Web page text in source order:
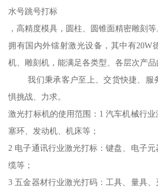
水号跳号打标
，高精度模具，圆柱、圆锥面精密雕刻等
拥有国内外镭射激光设备，其中有20W
机、雕刻机，能满足各类型、各层次产品
我们秉承客户至上、交货快捷、服
惧挑战、力求。
激光打标机的使用范围：1 汽车机械行
塞环、发动机、机床等；
2 电子通讯行业激光打标：键盘、电子
缆等；
3 五金器材行业激光打码：工具、量具